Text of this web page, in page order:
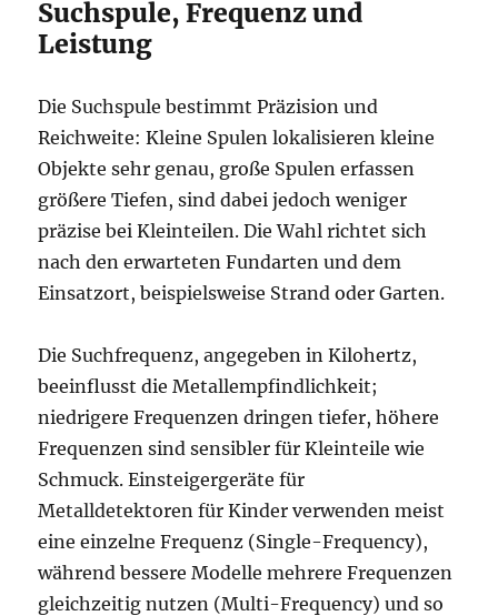
Suchspule, Frequenz und
Leistung
Die Suchspule bestimmt Präzision und
Reichweite: Kleine Spulen lokalisieren kleine
Objekte sehr genau, große Spulen erfassen
größere Tiefen, sind dabei jedoch weniger
präzise bei Kleinteilen. Die Wahl richtet sich
nach den erwarteten Fundarten und dem
Einsatzort, beispielsweise Strand oder Garten.
Die Suchfrequenz, angegeben in Kilohertz,
beeinflusst die Metallempfindlichkeit;
niedrigere Frequenzen dringen tiefer, höhere
Frequenzen sind sensibler für Kleinteile wie
Schmuck. Einsteigergeräte für
Metalldetektoren für Kinder verwenden meist
eine einzelne Frequenz (Single-Frequency),
während bessere Modelle mehrere Frequenzen
gleichzeitig nutzen (Multi-Frequency) und so